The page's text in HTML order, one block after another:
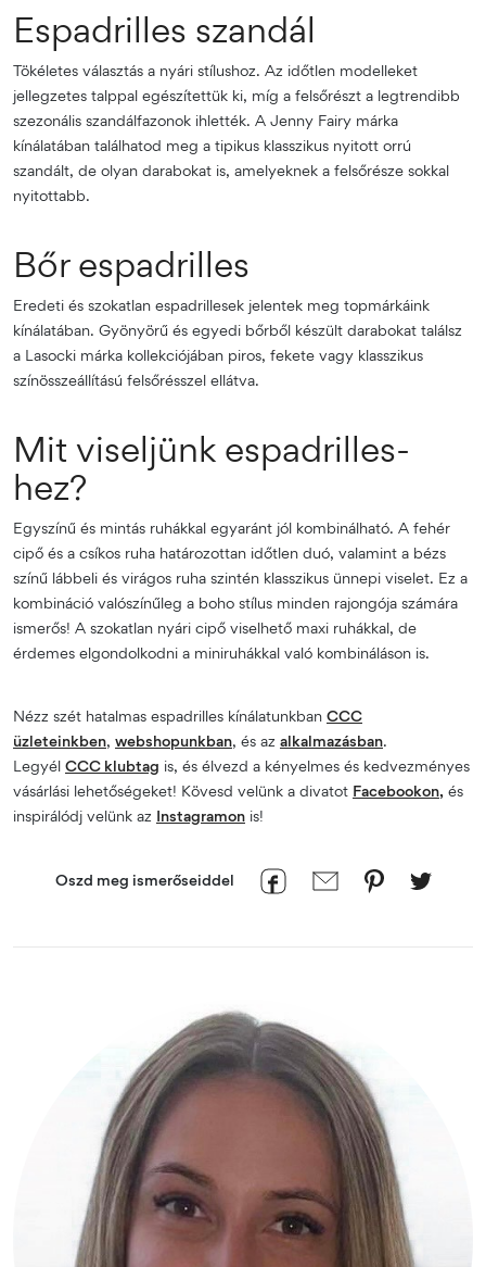
Espadrilles szandál
Tökéletes választás a nyári stílushoz. Az időtlen modelleket
jellegzetes talppal egészítettük ki, míg a felsőrészt a legtrendibb
szezonális szandálfazonok ihlették. A Jenny Fairy márka
kínálatában találhatod meg a tipikus klasszikus nyitott orrú
szandált, de olyan darabokat is, amelyeknek a felsőrésze sokkal
nyitottabb.
Bőr espadrilles
Eredeti és szokatlan espadrillesek jelentek meg topmárkáink
kínálatában. Gyönyörű és egyedi bőrből készült darabokat találsz
a Lasocki márka kollekciójában piros, fekete vagy klasszikus
színösszeállítású felsőrésszel ellátva.
Mit viseljünk espadrilles-
hez?
Egyszínű és mintás ruhákkal egyaránt jól kombinálható. A fehér
cipő és a csíkos ruha határozottan időtlen duó, valamint a bézs
színű lábbeli és virágos ruha szintén klasszikus ünnepi viselet. Ez a
kombináció valószínűleg a boho stílus minden rajongója számára
ismerős! A szokatlan nyári cipő viselhető maxi ruhákkal, de
érdemes elgondolkodni a miniruhákkal való kombináláson is.
Nézz szét hatalmas espadrilles kínálatunkban CCC
üzleteinkben, webshopunkban, és az alkalmazásban.
Legyél CCC klubtag is, és élvezd a kényelmes és kedvezményes
vásárlási lehetőségeket! Kövesd velünk a divatot Facebookon, és
inspirálódj velünk az Instagramon is!
Oszd meg ismerőseiddel